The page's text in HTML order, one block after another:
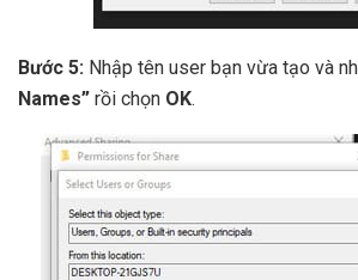
Bước 5: Nhập tên user bạn vừa tạo và
Names” rồi chọn OK.